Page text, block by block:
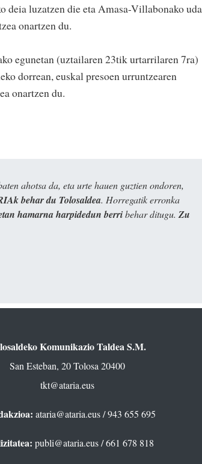
deia luzatzen die eta Amasa-Villabonako
onartzen du.
egunetan (uztailaren 23tik urtarrilaren 7ra)
dorrean, euskal presoen urruntzearen
onartzen du.
ahotsa da, eta urte hauen guztien ondoren,
behar du Tolosaldea. Horregatik erronka
hamarna harpidedun berribehar ditugu. Zu
Komunikazio Taldea S.M.
San Esteban, 20 Tolosa 20400
tkt@ataria.eus
ataria@ataria.eus/ 943 655 695
publi@ataria.eus/ 661 678 818